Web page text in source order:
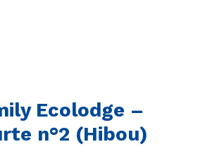
Ecolodge –
n°2 (Hibou)